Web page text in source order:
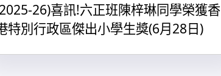
26)喜訊!六正班陳梓琳同學榮獲香
特別行政區傑出小學生獎(6月28日)